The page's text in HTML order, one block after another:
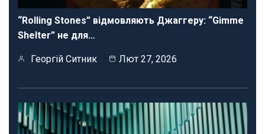
“Rolling Stones” відмовляють Джаггеру: “Gimme
Shelter” не для…
Георгій Ситник Лют 27, 2026